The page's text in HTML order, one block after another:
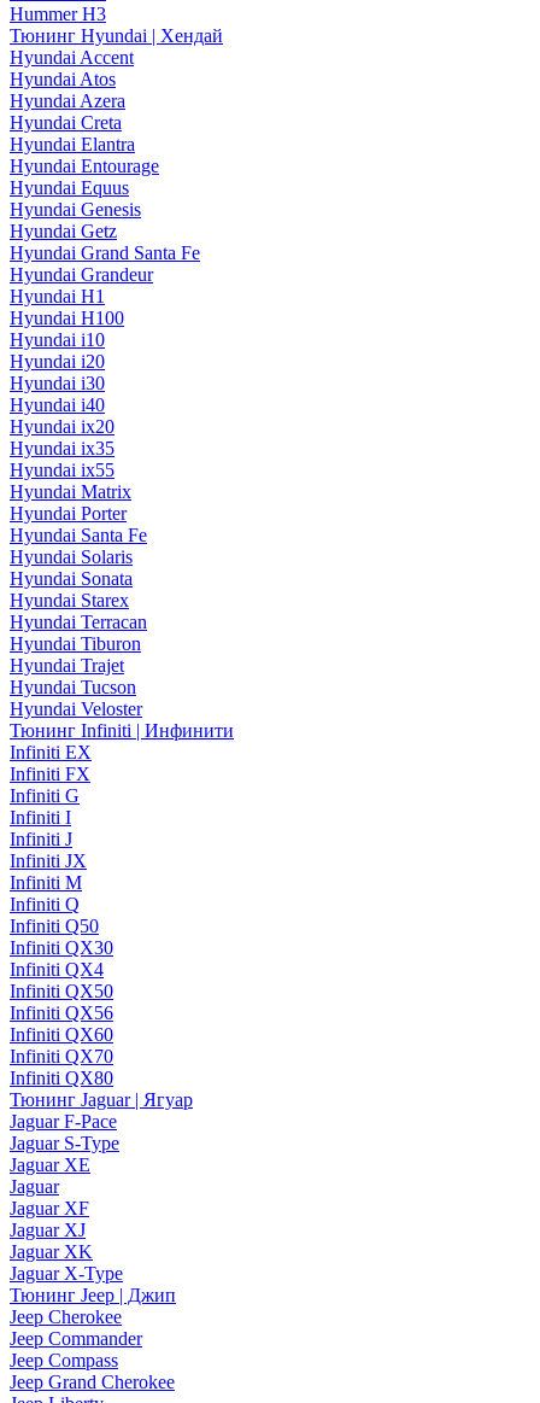
Hummer H3
Тюнинг Hyundai | Хендай
Hyundai Accent
Hyundai Atos
Hyundai Azera
Hyundai Creta
Hyundai Elantra
Hyundai Entourage
Hyundai Equus
Hyundai Genesis
Hyundai Getz
Hyundai Grand Santa Fe
Hyundai Grandeur
Hyundai H1
Hyundai H100
Hyundai i10
Hyundai i20
Hyundai i30
Hyundai i40
Hyundai ix20
Hyundai ix35
Hyundai ix55
Hyundai Matrix
Hyundai Porter
Hyundai Santa Fe
Hyundai Solaris
Hyundai Sonata
Hyundai Starex
Hyundai Terracan
Hyundai Tiburon
Hyundai Trajet
Hyundai Tucson
Hyundai Veloster
Тюнинг Infiniti | Инфинити
Infiniti EX
Infiniti FX
Infiniti G
Infiniti I
Infiniti J
Infiniti JX
Infiniti M
Infiniti Q
Infiniti Q50
Infiniti QX30
Infiniti QX4
Infiniti QX50
Infiniti QX56
Infiniti QX60
Infiniti QX70
Infiniti QX80
Тюнинг Jaguar | Ягуар
Jaguar F-Pace
Jaguar S-Type
Jaguar XE
Jaguar
Jaguar XF
Jaguar XJ
Jaguar XK
Jaguar X-Type
Тюнинг Jeep | Джип
Jeep Cherokee
Jeep Commander
Jeep Compass
Jeep Grand Cherokee